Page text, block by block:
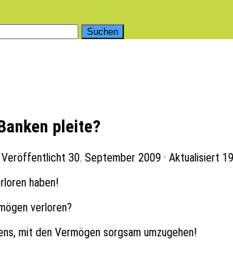
pleite?
Veröffentlicht 30. September 2009 · Aktualisiert
haben!
verloren?
mit den Vermö­gen sorg­sam umzugehen!